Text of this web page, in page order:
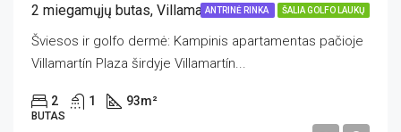
ANTRINĖ RINKA ŠALIA GOLFO LAUKŲ
2 miegamųjų butas, Villamartin
Šviesos ir golfo dermė: Kampinis apartamentas pačioje
Villamartín Plaza širdyje Villamartín...
2 1 93m²
BUTAS